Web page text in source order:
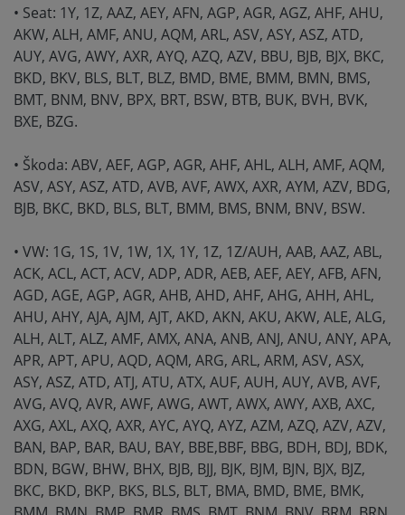
• Seat: 1Y, 1Z, AAZ, AEY, AFN, AGP, AGR, AGZ, AHF, AHU,
AKW, ALH, AMF, ANU, AQM, ARL, ASV, ASY, ASZ, ATD,
AUY, AVG, AWY, AXR, AYQ, AZQ, AZV, BBU, BJB, BJX, BKC,
BKD, BKV, BLS, BLT, BLZ, BMD, BME, BMM, BMN, BMS,
BMT, BNM, BNV, BPX, BRT, BSW, BTB, BUK, BVH, BVK,
BXE, BZG.
• Škoda: ABV, AEF, AGP, AGR, AHF, AHL, ALH, AMF, AQM,
ASV, ASY, ASZ, ATD, AVB, AVF, AWX, AXR, AYM, AZV, BDG,
BJB, BKC, BKD, BLS, BLT, BMM, BMS, BNM, BNV, BSW.
• VW: 1G, 1S, 1V, 1W, 1X, 1Y, 1Z, 1Z/AUH, AAB, AAZ, ABL,
ACK, ACL, ACT, ACV, ADP, ADR, AEB, AEF, AEY, AFB, AFN,
AGD, AGE, AGP, AGR, AHB, AHD, AHF, AHG, AHH, AHL,
AHU, AHY, AJA, AJM, AJT, AKD, AKN, AKU, AKW, ALE, ALG,
ALH, ALT, ALZ, AMF, AMX, ANA, ANB, ANJ, ANU, ANY, APA,
APR, APT, APU, AQD, AQM, ARG, ARL, ARM, ASV, ASX,
ASY, ASZ, ATD, ATJ, ATU, ATX, AUF, AUH, AUY, AVB, AVF,
AVG, AVQ, AVR, AWF, AWG, AWT, AWX, AWY, AXB, AXC,
AXG, AXL, AXQ, AXR, AYC, AYQ, AYZ, AZM, AZQ, AZV, AZV,
BAN, BAP, BAR, BAU, BAY, BBE,BBF, BBG, BDH, BDJ, BDK,
BDN, BGW, BHW, BHX, BJB, BJJ, BJK, BJM, BJN, BJX, BJZ,
BKC, BKD, BKP, BKS, BLS, BLT, BMA, BMD, BME, BMK,